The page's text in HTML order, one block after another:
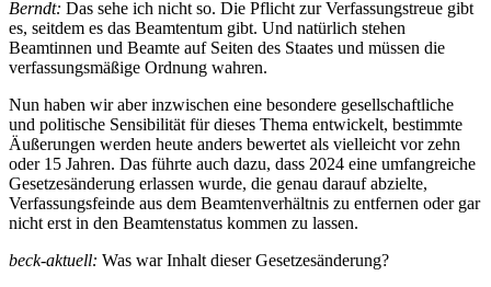
Berndt: Das sehe ich nicht so. Die Pflicht zur Verfassungstreue gibt
es, seitdem es das Beamtentum gibt. Und natürlich stehen
Beamtinnen und Beamte auf Seiten des Staates und müssen die
verfassungsmäßige Ordnung wahren.
Nun haben wir aber inzwischen eine besondere gesellschaftliche
und politische Sensibilität für dieses Thema entwickelt, bestimmte
Äußerungen werden heute anders bewertet als vielleicht vor zehn
oder 15 Jahren. Das führte auch dazu, dass 2024 eine umfangreiche
Gesetzesänderung erlassen wurde, die genau darauf abzielte,
Verfassungsfeinde aus dem Beamtenverhältnis zu entfernen oder gar
nicht erst in den Beamtenstatus kommen zu lassen.
beck-aktuell: Was war Inhalt dieser Gesetzesänderung?